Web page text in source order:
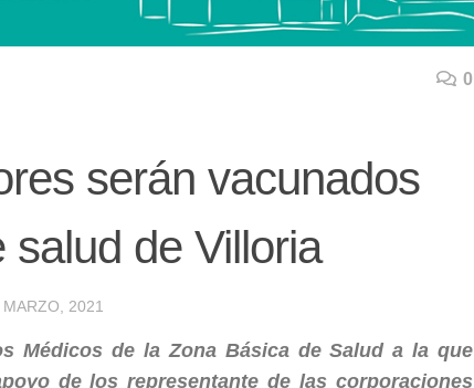
0
serán vacunados
de Villoria
MARZO, 2021
Médicos de la Zona Básica de Salud a la que
de los representante de las corporaciones